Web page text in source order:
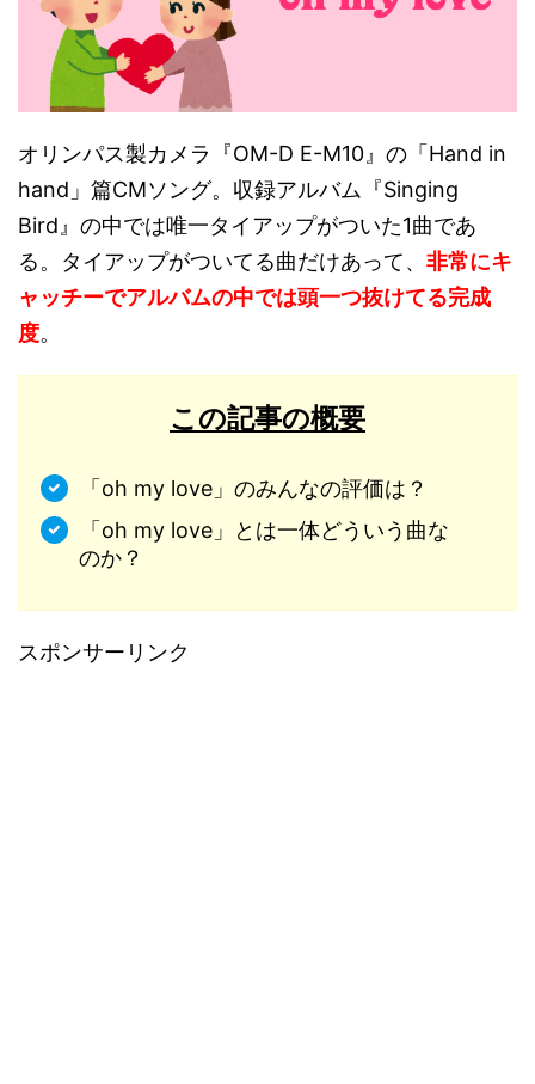
オリンパス製カメラ『OM-D E-M10』の「Hand in
hand」篇CMソング。収録アルバム『Singing
Bird』の中では唯一タイアップがついた1曲であ
る。タイアップがついてる曲だけあって、 非常にキ
ャッチーでアルバムの中では頭一つ抜けてる完成
度。
この記事の概要
「oh my love」のみんなの評価は？
「oh my love」とは一体どういう曲な
のか？
スポンサーリンク